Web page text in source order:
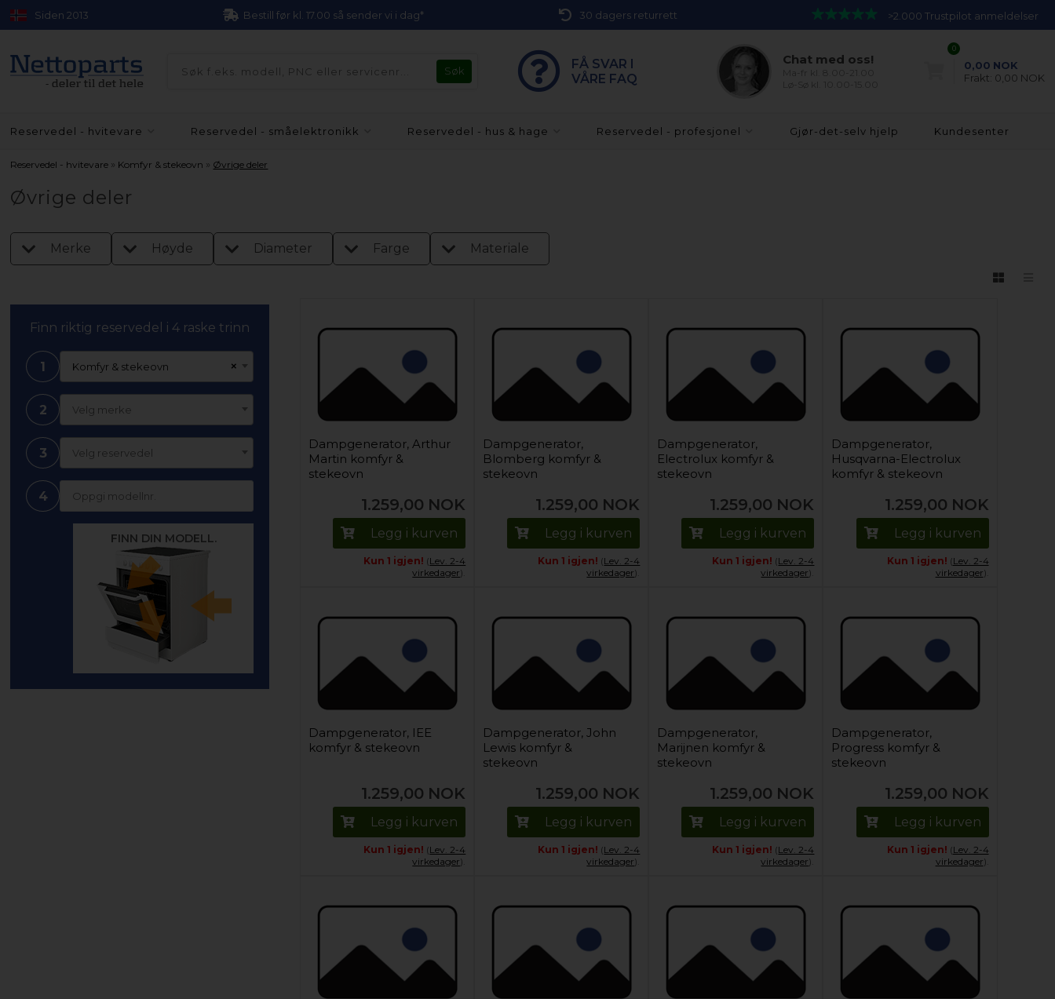
Siden 2013 Bestill før kl. 17.00 så sender vi i dag* 30 dagers returrett >2.000 Trustpilot anmeldelser
FÅ SVAR I
VÅRE FAQ
Chat med oss!
0
0,00 NOK
Frakt: 0,00 NOK
Reservedel - hvitevare Reservedel - småelektronikk Reservedel - hus & hage Reservedel - profesjonel Gjør-det-selv hjelp Kundesenter
Reservedel - hvitevare » Komfyr & stekeovn » Øvrige deler
Øvrige deler
Merke Høyde Diameter Farge Materiale
Finn riktig reservedel i 4 raske trinn
1 ×
Komfyr & stekeovn
2 Velg merke
3 Velg reservedel
4
FINN DIN MODELL.
Dampgenerator, Arthur
Martin komfyr &
stekeovn
1.259,00 NOK
Legg i kurven
Kun 1 igjen! (Lev. 2-4
virkedager).
Dampgenerator,
Blomberg komfyr &
stekeovn
1.259,00 NOK
Legg i kurven
Kun 1 igjen! (Lev. 2-4
virkedager).
Dampgenerator,
Electrolux komfyr &
stekeovn
1.259,00 NOK
Legg i kurven
Kun 1 igjen! (Lev. 2-4
virkedager).
Dampgenerator,
Husqvarna-Electrolux
komfyr & stekeovn
1.259,00 NOK
Legg i kurven
Kun 1 igjen! (Lev. 2-4
virkedager).
Dampgenerator, IEE
komfyr & stekeovn
1.259,00 NOK
Legg i kurven
Kun 1 igjen! (Lev. 2-4
virkedager).
Dampgenerator, John
Lewis komfyr &
stekeovn
1.259,00 NOK
Legg i kurven
Kun 1 igjen! (Lev. 2-4
virkedager).
Dampgenerator,
Marijnen komfyr &
stekeovn
1.259,00 NOK
Legg i kurven
Kun 1 igjen! (Lev. 2-4
virkedager).
Dampgenerator,
Progress komfyr &
stekeovn
1.259,00 NOK
Legg i kurven
Kun 1 igjen! (Lev. 2-4
virkedager).